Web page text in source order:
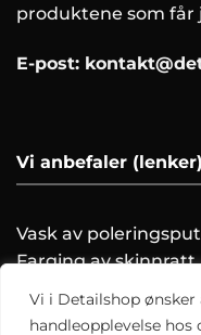
Vi i Detailshop
handleopplevelse hos
produktene som får
E-post:
Vi anbefaler (lenker)
Vask av
Farging av skinnratt
Vask motoren trygt!
Hvordan clayer du?